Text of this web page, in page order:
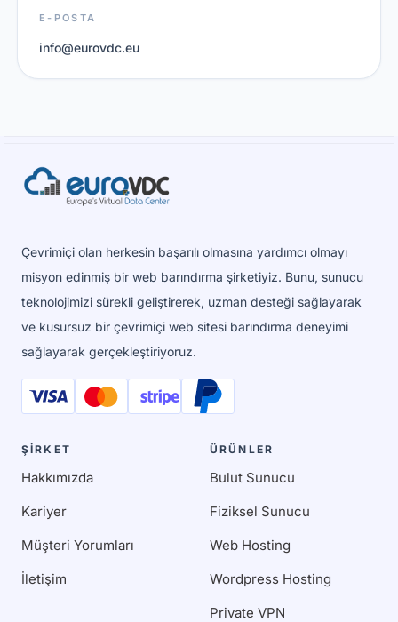
E-POSTA
info@eurovdc.eu
Çevrimiçi olan herkesin başarılı olmasına yardımcı olmayı
misyon edinmiş bir web barındırma şirketiyiz. Bunu, sunucu
teknolojimizi sürekli geliştirerek, uzman desteği sağlayarak
ve kusursuz bir çevrimiçi web sitesi barındırma deneyimi
sağlayarak gerçekleştiriyoruz.
ŞİRKET
Hakkımızda
Kariyer
Müşteri Yorumları
İletişim
ÜRÜNLER
Bulut Sunucu
Fiziksel Sunucu
Web Hosting
Wordpress Hosting
Private VPN